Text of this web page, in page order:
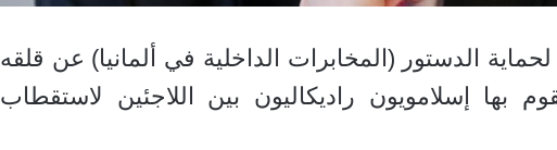
الدستور (المخابرات الداخلية في ألمانيا) عن قلقه
بها إسلامويون راديكاليون بين اللاجئين لاستقطاب